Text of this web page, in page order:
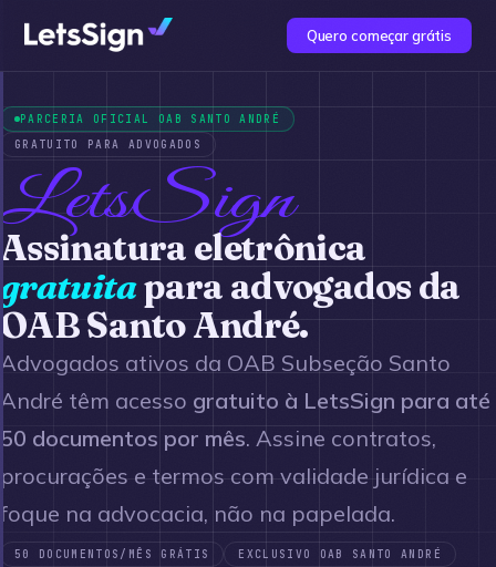
Quero começar grátis
PARCERIA OFICIAL OAB SANTO ANDRÉ
GRATUITO PARA ADVOGADOS
Assinatura eletrônica
gratuitapara advogados da
OAB Santo André.
Advogados ativos da OAB Subseção Santo
André têm acesso gratuito à LetsSign para até
50 documentos por mês. Assine contratos,
procurações e termos com validade jurídica e
foque na advocacia, não na papelada.
50 DOCUMENTOS/MÊS GRÁTIS
EXCLUSIVO OAB SANTO ANDRÉ